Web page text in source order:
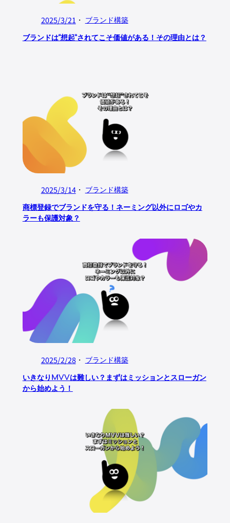
2025/3/21 ・ ブランド構築
ブランドは“想起”されてこそ価値がある！その理由とは？
2025/3/14・ ブランド構築
商標登録でブランドを守る！ネーミング以外にロゴやカ
ラーも保護対象？
2025/2/28・ ブランド構築
いきなりMVVは難しい？まずはミッションとスローガン
から始めよう！